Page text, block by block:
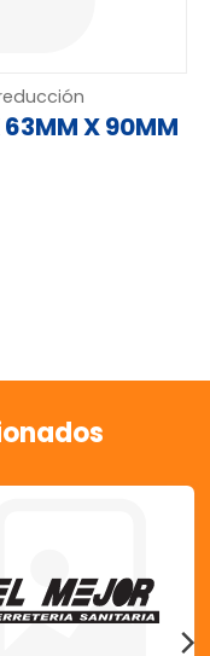
63MM X 90MM